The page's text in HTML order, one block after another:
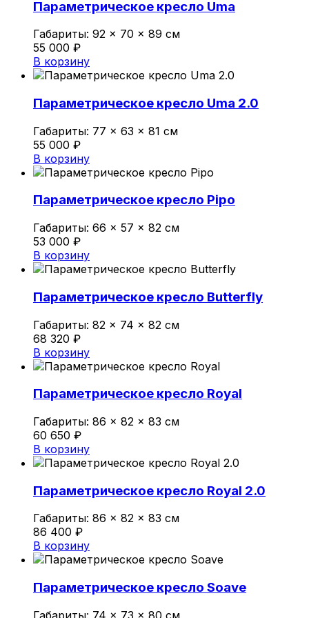
Политика конфиденциальности
0
Обзор корзины
В корзине нет товаров.
Параметрическое кресло Uma
Габариты: 92 × 70 × 89 см
55 000 ₽
В корзину
Параметрическое кресло Uma 2.0
Габариты: 77 × 63 × 81 см
55 000 ₽
В корзину
Параметрическое кресло Pipo
Габариты: 66 × 57 × 82 см
53 000 ₽
В корзину
Параметрическое кресло Butterfly
Габариты: 82 × 74 × 82 см
68 320 ₽
В корзину
Параметрическое кресло Royal
Габариты: 86 × 82 × 83 см
60 650 ₽
В корзину
Параметрическое кресло Royal 2.0
Габариты: 86 × 82 × 83 см
86 400 ₽
В корзину
Параметрическое кресло Soave
Габариты: 74 × 73 × 80 см